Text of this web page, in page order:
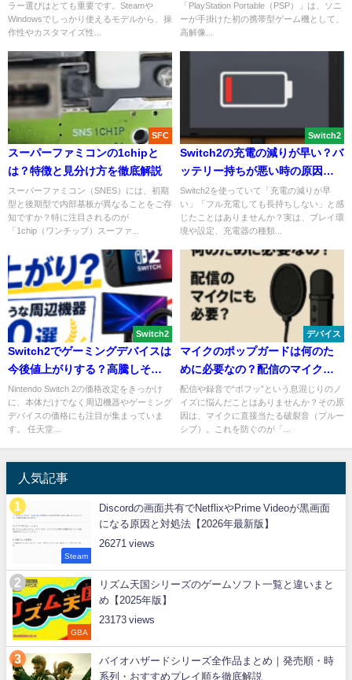
れ！
ラー選びはとても重要です。Steamや
Windowsでしっかり使えるモデルから、操
作性やカスタマイズ性...
「PlayStation Portable（PSP）」は、ソニ
ーが手掛けた初の携帯型ゲーム機として、
高解像...
SFC
スーパーファミコンの1chipと
は？特徴と見分け方を徹底解説
スーパーファミコン（SNES）には、初期
型と後期型で内部基板が異なることをご存
知ですか？特に注目されるのが
「1chip（ワンチップ）スーファ...
Switch2
Switch2の充電の減りが早い？バ
ッテリー持ちが悪い時の原因と
改善策【おすすめ充電器も紹
介】
Switch2を使っていて「充電の減りが早
い」「フル充電しても長持ちしない」と感
じたことはありませんか？実は、プレイ環
境や設定、充電器の種類...
Switch2
Switch2でゲーミングデバイスは
今後値上がりする？高騰しそう
な周辺機器ランキング10選
Nintendo Switch 2の価格改定をきっかけ
に、本体だけでなく周辺機器やゲーミング
デバイスの価格にも注目が集まっていま
す。 任天堂...
デバイス
マイクのポップガードは何のた
めに必要なの？配信のマイクに
も必要？
配信や録音で“ボフッ”という息混じりのノ
イズに悩んだことはありませんか？その原
因は、マイクに直接当たる破裂音（プルー
シブ）。これを防ぐのが「...
人気記事
Steam
Discordの画面共有でNetflixやPrime Videoが黒画面
になる原因と対処法【2026年最新版】
26271
GBA
リズム天国シリーズのゲームソフト一覧と違いまと
め【2025年版】
23173
バイオハザードシリーズ全作品まとめ｜発売順・時
系列・おすすめプレイ順を徹底解説